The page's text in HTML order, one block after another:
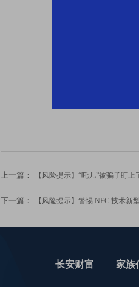
上一篇： 【风险提示】“吒儿”被骗子盯
下一篇： 【风险提示】警惕 NFC 技术新
长安财富 家族